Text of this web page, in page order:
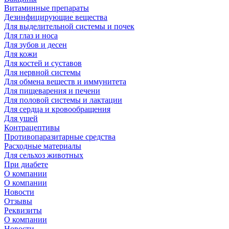
Витаминные препараты
Дезинфицирующие вещества
Для выделительной системы и почек
Для глаз и носа
Для зубов и десен
Для кожи
Для костей и суставов
Для нервной системы
Для обмена веществ и иммунитета
Для пищеварения и печени
Для половой системы и лактации
Для сердца и кровообращения
Для ушей
Контрацептивы
Противопаразитарные средства
Расходные материалы
Для сельхоз животных
При диабете
О компании
О компании
Новости
Отзывы
Реквизиты
О компании